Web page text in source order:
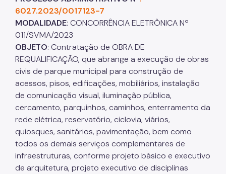
6027.2023/0017123-7
MODALIDADE: CONCORRÊNCIA ELETRÔNICA Nº
011/SVMA/2023
OBJETO: Contratação de OBRA DE
REQUALIFICAÇÃO, que abrange a execução de obras
civis de parque municipal para construção de
acessos, pisos, edificações, mobiliários, instalação
de comunicação visual, iluminação pública,
cercamento, parquinhos, caminhos, enterramento da
rede elétrica, reservatório, ciclovia, viários,
quiosques, sanitários, pavimentação, bem como
todos os demais serviços complementares de
infraestruturas, conforme projeto básico e executivo
de arquitetura, projeto executivo de disciplinas